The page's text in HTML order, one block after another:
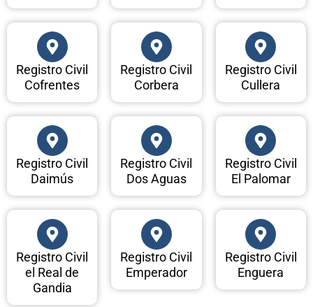
Registro Civil
Cofrentes
Registro Civil
Corbera
Registro Civil
Cullera
Registro Civil
Daimús
Registro Civil
Dos Aguas
Registro Civil
El Palomar
Registro Civil
el Real de
Gandia
Registro Civil
Emperador
Registro Civil
Enguera